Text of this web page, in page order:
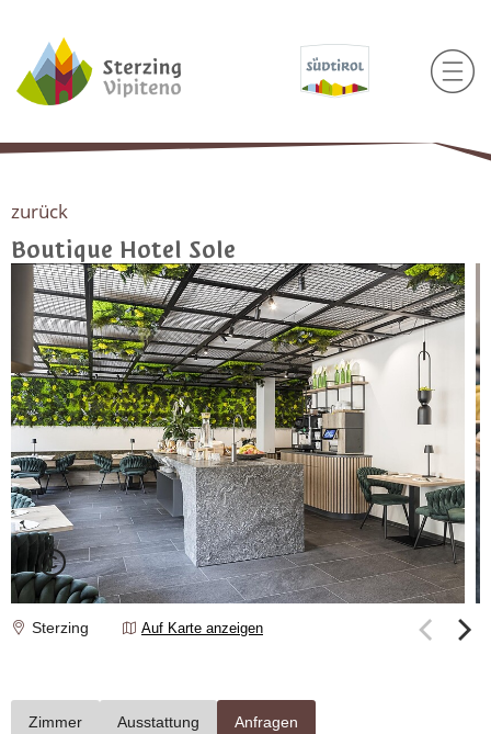
zurück
Boutique Hotel Sole